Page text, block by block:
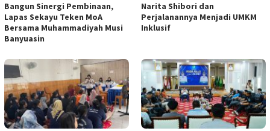
Bangun Sinergi Pembinaan,
Lapas Sekayu Teken MoA
Bersama Muhammadiyah Musi
Banyuasin
Narita Shibori dan
Perjalanannya Menjadi UMKM
Inklusif